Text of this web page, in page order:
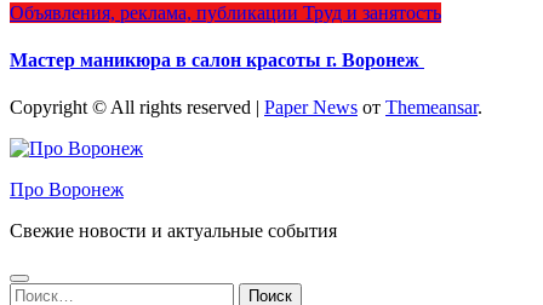
Объявления, реклама, публикации Труд и занятость
Мастер маникюра в салон красоты г. Воронеж
Copyright © All rights reserved | Paper News от Themeansar.
Про Воронеж
Свежие новости и актуальные события
Найти: